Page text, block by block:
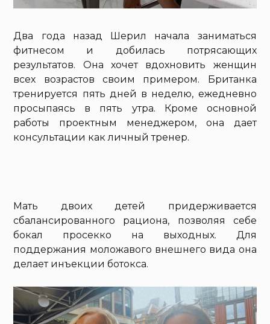
Два года назад Шерил начала заниматься
фитнесом и добилась потрясающих
результатов. Она хочет вдохновить женщин
всех возрастов своим примером. Британка
тренируется пять дней в неделю, ежедневно
просыпаясь в пять утра. Кроме основной
работы проектным менеджером, она дает
консультации как личный тренер.
Мать двоих детей придерживается
сбалансированного рациона, позволяя себе
бокал просекко на выходных. Для
поддержания моложавого внешнего вида она
делает инъекции ботокса.